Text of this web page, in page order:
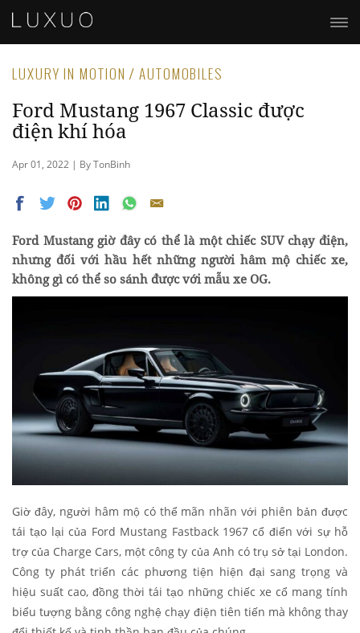
LUXURY IN MOTION / AUTOMOBILES
Ford Mustang 1967 Classic được
điện khí hóa
Apr 01, 2022 | By TonBinh
Ford Mustang giờ đây có thể là một chiếc SUV chạy điện,
nhưng đối với hầu hết những người hâm mộ chiếc xe,
không gì có thể so sánh được với mẫu xe OG.
Giờ đây, người hâm mộ có thể mãn nhãn với phiên bản được
tái tạo lại của Ford Mustang Fastback 1967 cổ điển với sự hỗ
trợ của Charge Cars, một công ty của Anh có trụ sở tại London.
Công ty phát triển các phương tiện hiện đại sang trọng và
hiệu suất cao, đồng thời tái tạo những chiếc xe cổ mang tính
biểu tượng bằng công nghệ chạy điện tiên tiến mà không thay